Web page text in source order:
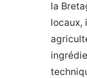
la
locaux,